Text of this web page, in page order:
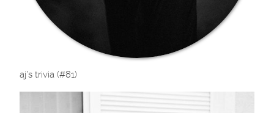
aj’s trivia (#81)